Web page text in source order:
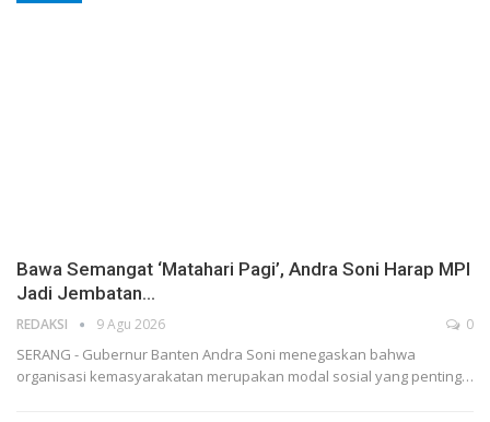
Bawa Semangat ‘Matahari Pagi’, Andra Soni Harap MPI
Jadi Jembatan…
REDAKSI 9 Agu 2026 0
SERANG - Gubernur Banten Andra Soni menegaskan bahwa
organisasi kemasyarakatan merupakan modal sosial yang penting…